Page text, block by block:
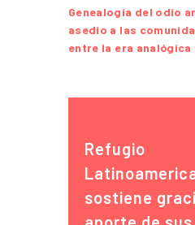
Genealogía del odio
asedio a las
entre la era
Refugio
sostiene